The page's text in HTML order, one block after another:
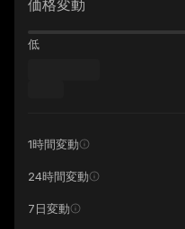
価格変動
低
1時間変動
24時間変動
7日変動